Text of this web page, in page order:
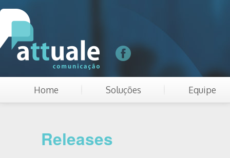
Home Soluções Equipe
Releases